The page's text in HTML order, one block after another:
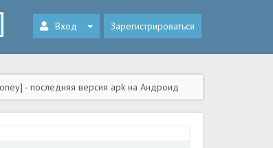
Вход Зарегистрироваться
- последняя версия apk на Андроид